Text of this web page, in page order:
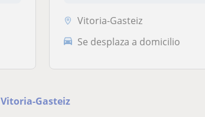
Vitoria-Gasteiz
Se desplaza a domicilio
Gasteiz